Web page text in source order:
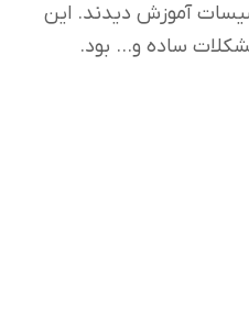
آموزش دیدند. این
ساده و… بود.